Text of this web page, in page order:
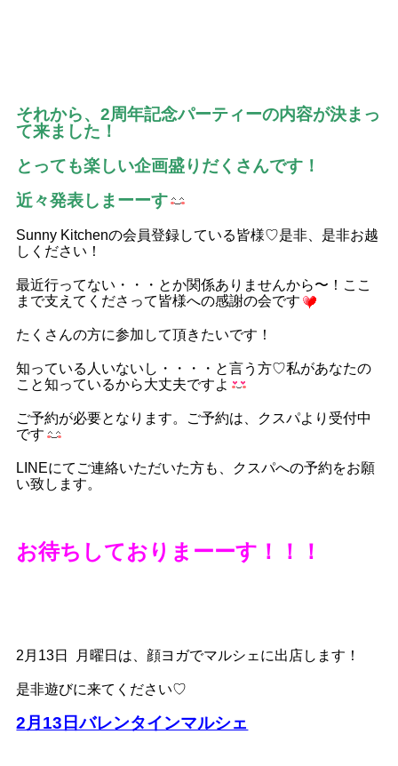
それから、2周年記念パーティーの内容が決まっ
て来ました！
とっても楽しい企画盛りだくさんです！
近々発表しまーーす
Sunny Kitchenの会員登録している皆様♡是非、是非お越
しください！
最近行ってない・・・とか関係ありませんから〜！ここ
まで支えてくださって皆様への感謝の会です
たくさんの方に参加して頂きたいです！
知っている人いないし・・・・と言う方♡私があなたの
こと知っているから大丈夫ですよ
ご予約が必要となります。ご予約は、クスパより受付中
です
LINEにてご連絡いただいた方も、クスパへの予約をお願
い致します。
お待ちしておりまーーす！！！
2月13日 月曜日は、顔ヨガでマルシェに出店します！
是非遊びに来てください♡
2月13日バレンタインマルシェ